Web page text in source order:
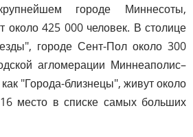
городе Миннесоты,
около 425 000 человек. В столице
городе Сент-Пол около 300
агломерации Миннеаполис–
"Города-близнецы", живут около
место в списке самых больших